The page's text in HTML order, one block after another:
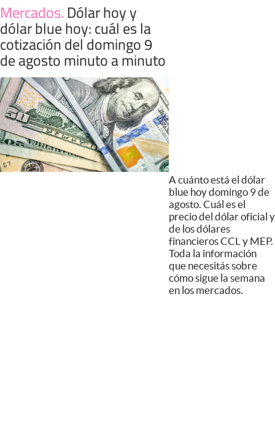
Mercados. Dólar hoy y
dólar blue hoy: cuál es la
cotización del domingo 9
de agosto minuto a minuto
A cuánto está el dólar
blue hoy domingo 9 de
agosto. Cuál es el
precio del dólar oficial y
de los dólares
financieros CCL y MEP.
Toda la información
que necesitás sobre
cómo sigue la semana
en los mercados.